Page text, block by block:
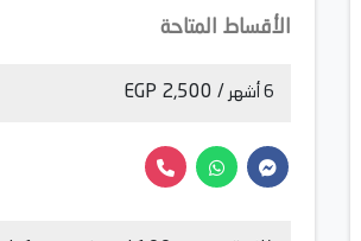
الأقساط المتاحة
6 أشهر / 2,500 EGP